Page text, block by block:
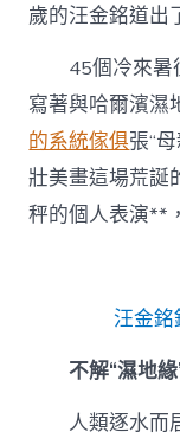
歲的汪金銘道出
45個冷來暑
寫著與哈爾濱濕
的系統傢俱張“
壯美畫這場荒誕
秤的個人表演**
汪金銘
不解“濕地
人類逐水而